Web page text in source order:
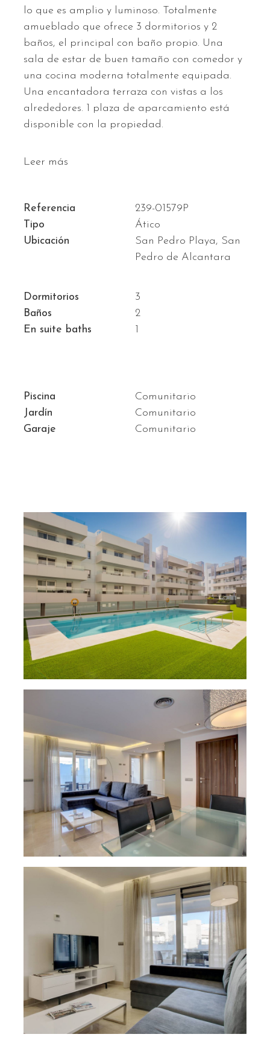
lo que es amplio y luminoso. Totalmente
amueblado que ofrece 3 dormitorios y 2
baños, el principal con baño propio. Una
sala de estar de buen tamaño con comedor y
una cocina moderna totalmente equipada.
Una encantadora terraza con vistas a los
alrededores. 1 plaza de aparcamiento está
disponible con la propiedad.
Leer más
Referencia
239-01579P
Tipo
Ático
Ubicación
San Pedro Playa, San
Pedro de Alcantara
Dormitorios
3
Baños
2
En suite baths
Piscina
Comunitario
Jardín
Comunitario
Garaje
Comunitario